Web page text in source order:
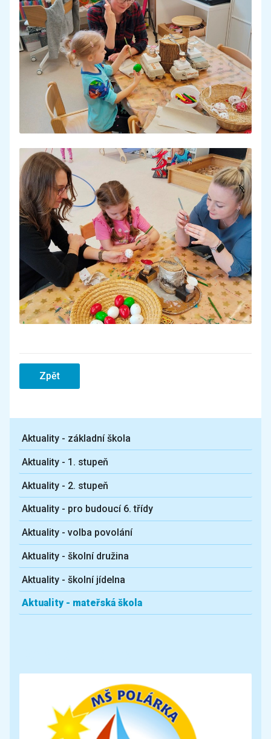
Aktuality - základní škola
Aktuality - 1. stupeň
Aktuality - 2. stupeň
Aktuality - pro budoucí 6. třídy
Aktuality - volba povolání
Aktuality - školní družina
Aktuality - školní jídelna
Aktuality - mateřská škola
Zpět